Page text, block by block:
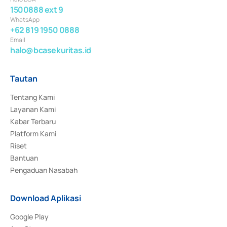
1500888 ext 9
WhatsApp
+62 819 1950 0888
Email
halo@bcasekuritas.id
Tautan
Tentang Kami
Layanan Kami
Kabar Terbaru
Platform Kami
Riset
Bantuan
Pengaduan Nasabah
Download Aplikasi
Google Play